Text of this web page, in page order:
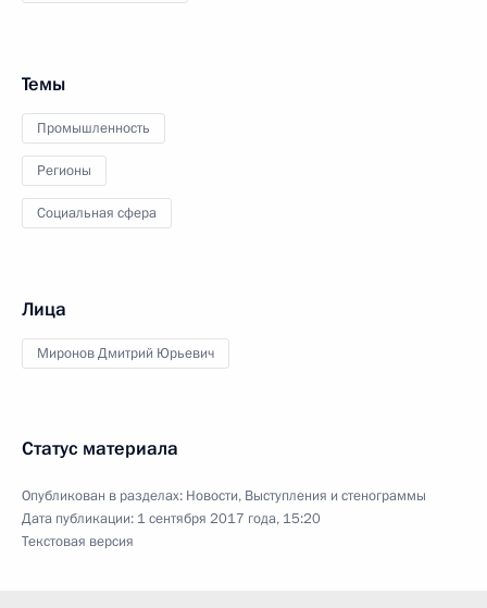
Темы
Промышленность
Регионы
Социальная сфера
Лица
Миронов Дмитрий Юрьевич
Статус материала
Опубликован в разделах: Новости, Выступления и стенограммы
Дата публикации: 1 сентября 2017 года, 15:20
Текстовая версия